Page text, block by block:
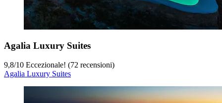
Agalia Luxury Suites
9,8/10 Eccezionale! (72 recensioni)
Agalia Luxury Suites